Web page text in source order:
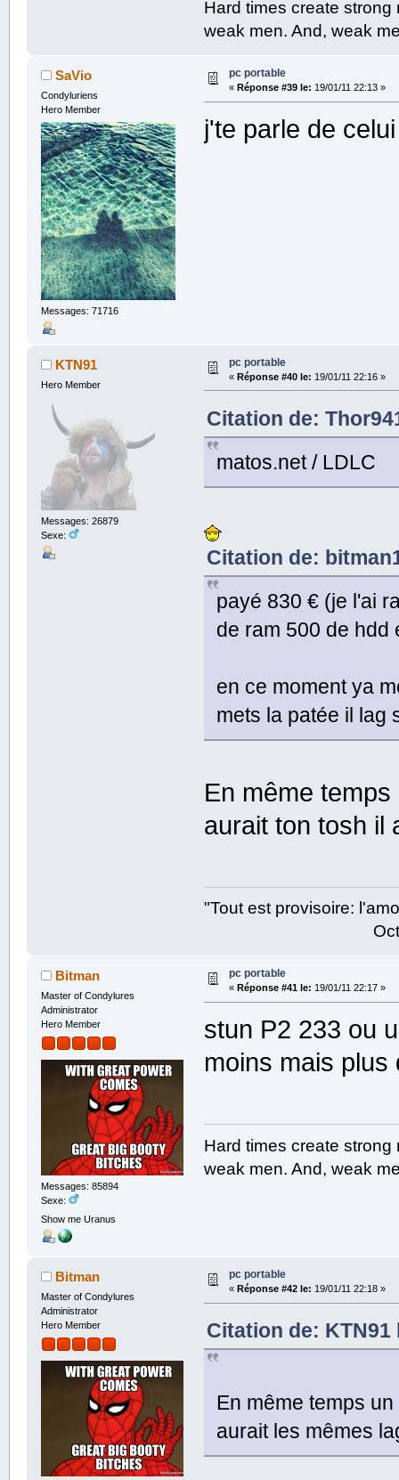
Hard times create
weak men. And, weak
SaVio
Condyluriens
Hero Member
Messages: 71716
pc portable
« Réponse #39 le: 19/01/11 22:13 »
j'te parle de
KTN91
Hero Member
Messages: 26879
Sexe:
pc portable
« Réponse #40 le: 19/01/11 22:16 »
Citation de:
matos.net / LDLC
Citation de:
payé 830 € (je l'ai
de ram 500 de
en ce moment ya
mets la patée il lag
En même
aurait ton tosh il
"Tout est provisoire:
Octave
Bitman
Master of Condylures
Administrator
Hero Member
Messages: 85894
Sexe:
Show me Uranus
pc portable
« Réponse #41 le: 19/01/11 22:17 »
stun P2 233 ou
moins mais
Hard times create
weak men. And, weak
Bitman
Master of Condylures
Administrator
Hero Member
pc portable
« Réponse #42 le: 19/01/11 22:18 »
Citation de: KTN91
En même temps
aurait les mêmes